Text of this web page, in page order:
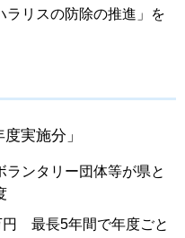
ラリスの防除の推進」を
実施分」
ンタリー団体等が県と
円 最長5年間で年度ごと